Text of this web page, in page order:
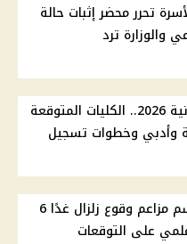
الأسرة تحرر محضر إثبات حالة
ترد
تنسيق المرحلة الثانية 2026.. الكليات المتوقعة
وأدبي وخطوات تسجيل
البحوث الفلكية تحسم مزاعم وقوع زلزال غدًا 6
على التوقعات